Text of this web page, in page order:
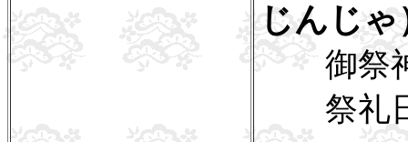
じんじゃ
御祭
祭礼